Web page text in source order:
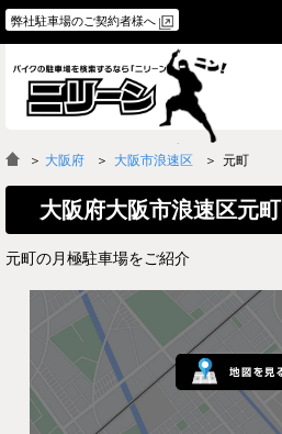
弊社駐車場のご契約者様へ
物件一覧
よくあるご質問
＞ 大阪府 大阪市浪速区 元町
大阪府大阪市浪速区元町
元町の月極駐車場をご紹介